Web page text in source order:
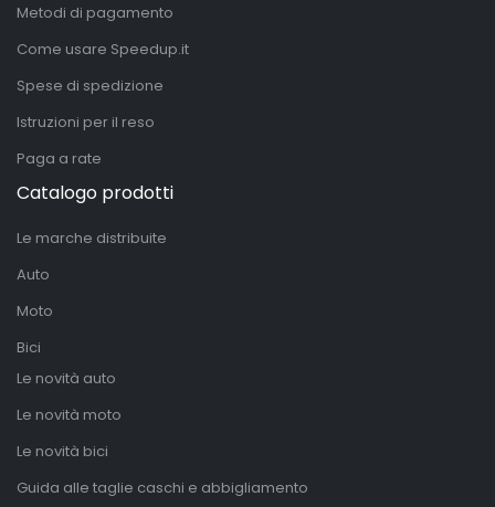
Metodi di pagamento
Come usare Speedup.it
Spese di spedizione
Istruzioni per il reso
Paga a rate
Catalogo prodotti
Le marche distribuite
Auto
Moto
Bici
Le novità auto
Le novità moto
Le novità bici
Guida alle taglie caschi e abbigliamento